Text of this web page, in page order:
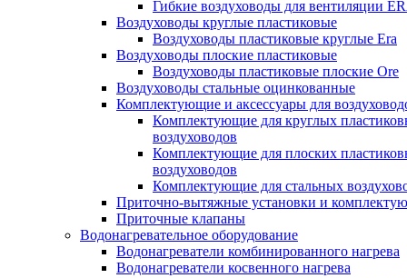
Гибкие воздуховоды для вентиляции
Воздуховоды круглые пластиковые
Воздуховоды пластиковые круглые Era
Воздуховоды плоские пластиковые
Воздуховоды пластиковые плоские Ore
Воздуховоды стальные оцинкованные
Комплектующие и аксессуары для
Комплектующие для круглых
воздуховодов
Комплектующие для плоских
воздуховодов
Комплектующие для стальных
Приточно-вытяжные установки и
Приточные клапаны
Водонагревательное оборудование
Водонагреватели комбинированного нагрева
Водонагреватели косвенного нагрева